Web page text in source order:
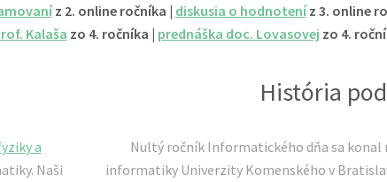
z 2. online ročníka | diskusia o hodnoteníz 3. online
Kalaša zo 4. ročníka | prednáška doc. Lovasovej zo 4.
a
Naši
História
Nultý ročník Informatického dňa sa konal
informatiky Univerzity Komenského v